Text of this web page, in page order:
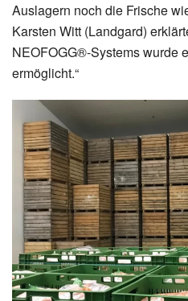
Auslagern noch die Frische
Karsten Witt (Landgard)
NEOFOGG®-Systems wurde
ermöglicht.“